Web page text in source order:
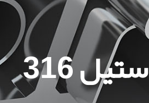
316